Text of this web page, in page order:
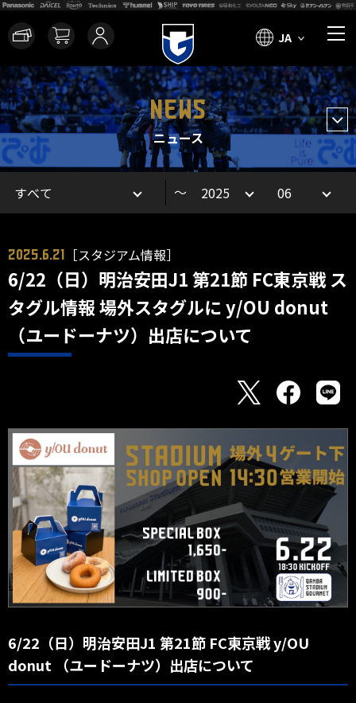
JA
NEWS
ニュース
～
2025.6.21 ［スタジアム情報］
6/22（日）明治安田J1 第21節 FC東京戦 ス
タグル情報 場外スタグルに y/OU donut
（ユードーナツ）出店について
6/22（日）明治安田J1 第21節 FC東京戦 y/OU
donut （ユードーナツ）出店について